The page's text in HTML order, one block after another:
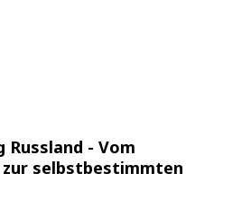
- Vom
selbstbestimmten